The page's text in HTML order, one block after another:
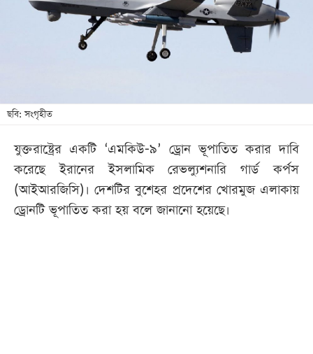
খেলা
শিক্ষা
সব
বিভাগ
ছবি
ছবি: সংগৃহীত
যুক্তরাষ্ট্রের একটি ‘এমকিউ-৯’ ড্রোন ভূপাতিত করার দাবি
করেছে ইরানের ইসলামিক রেভল্যুশনারি গার্ড কর্পস
(আইআরজিসি)। দেশটির বুশেহর প্রদেশের খোরমুজ এলাকায়
ড্রোনটি ভূপাতিত করা হয় বলে জানানো হয়েছে।